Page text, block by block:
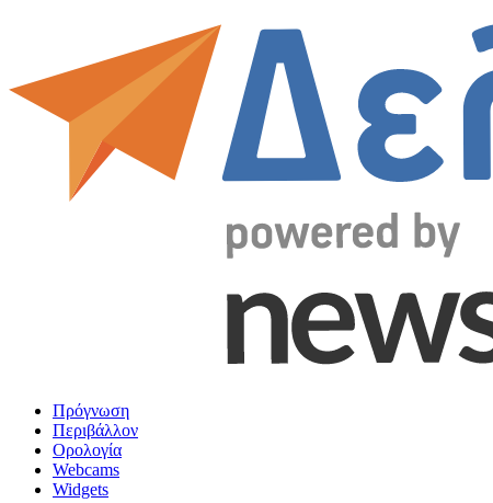
Πρόγνωση
Περιβάλλον
Ορολογία
Webcams
Widgets